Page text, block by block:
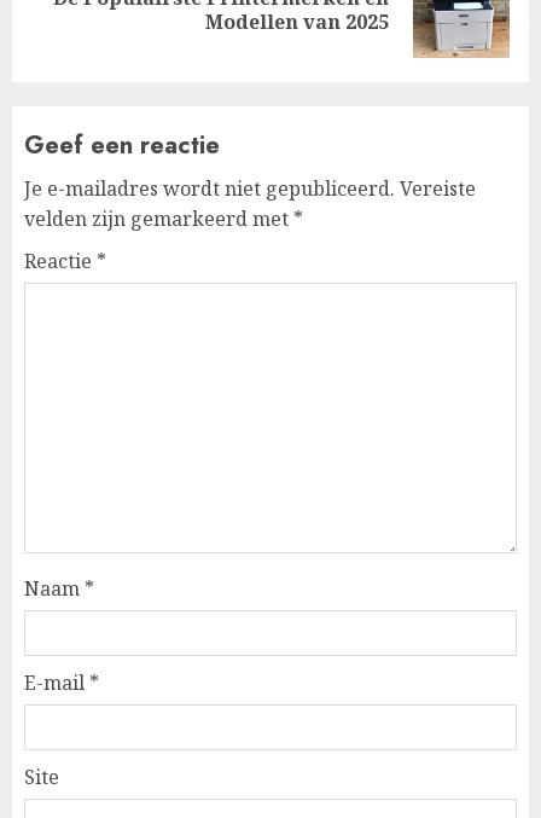
Modellen van 2025
Geef een reactie
Je e-mailadres wordt niet gepubliceerd. Vereiste
velden zijn gemarkeerd met *
Reactie *
Naam *
E-mail *
Site